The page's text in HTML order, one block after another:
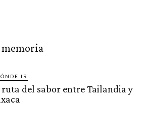
memoria
IR
ruta del sabor entre Tailandia y